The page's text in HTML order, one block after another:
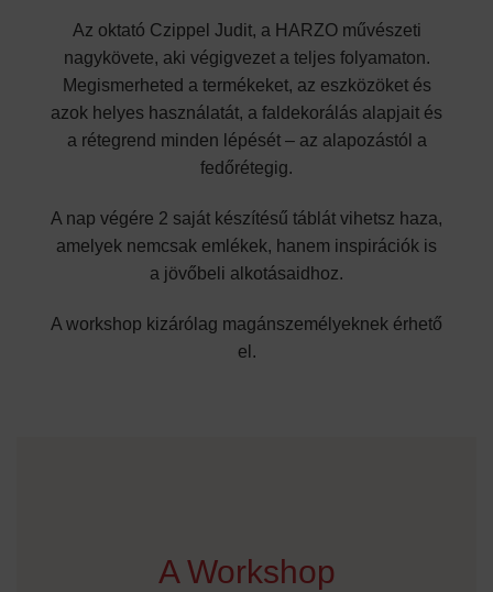
Az oktató Czippel Judit, a HARZO művészeti
nagykövete, aki végigvezet a teljes folyamaton.
Megismerheted a termékeket, az eszközöket és
azok helyes használatát, a faldekorálás alapjait és
a rétegrend minden lépését – az alapozástól a
fedőrétegig.
A nap végére 2 saját készítésű táblát vihetsz haza,
amelyek nemcsak emlékek, hanem inspirációk is
a jövőbeli alkotásaidhoz.
A workshop kizárólag magánszemélyeknek érhető
el.
A Workshop